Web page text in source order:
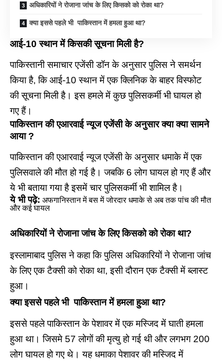
अधिकारियों ने रोजाना जांच के लिए किसको को रोका था?
क्या इससे पहले भी पाकिस्तान में हमला हुआ था?
आई-10 स्थान में किसकी सूचना मिली है?
पाकिस्तानी समाचार एजेंसी डॉन के अनुसार पुलिस ने समर्थन
किया है, कि आई-10 स्थान में एक क्लिनिक के बाहर विस्फोट
की सूचना मिली है। इस हमले में कुछ पुलिसकर्मी भी घायल हो
गए हैं।
पाकिस्तान की एआरवाई न्यूज एजेंसी के अनुसार क्या क्या सामने
आया ?
पाकिस्तान की एआरवाई न्यूज एजेंसी के अनुसार धमाके में एक
पुलिसवाले की मौत हो गई है। जबकि 6 लोग घायल हो गए हैं और
ये भी बताया गया है इसमें चार पुलिसकर्मी भी शामिल है।
ये भी पढ़े: अफगानिस्तान में बस में जोरदार धमाके से अब तक पांच की मौत
और कई घायल
अधिकारियों ने रोजाना जांच के लिए किसको को रोका था?
इस्लामाबाद पुलिस ने कहा कि पुलिस अधिकारियों ने रोजाना जांच
के लिए एक टैक्सी को रोका था, इसी दौरान एक टैक्सी मेंब्लास्ट
हुआ।
क्या इससे पहले भी पाकिस्तान में हमला हुआ था?
इससे पहले पाकिस्तान के पेशावर में एक मस्जिद में घाती हमला
हुआ था। जिसमे 57 लोगों की मृत्यु हो गई थी और लगभग 200
लोग घायल हो गए थे। यह धमाका पेशावर की मस्जिद में